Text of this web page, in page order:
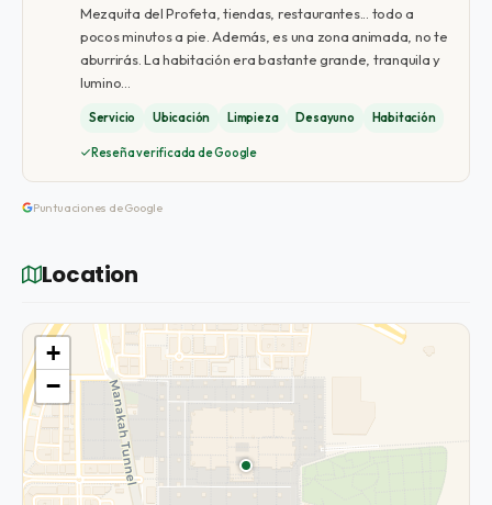
Mezquita del Profeta, tiendas, restaurantes... todo a
pocos minutos a pie. Además, es una zona animada, no te
aburrirás. La habitación era bastante grande, tranquila y
lumino…
Servicio Ubicación Limpieza Desayuno Habitación
Reseña verificada de Google
Puntuaciones de Google
Location
+
−